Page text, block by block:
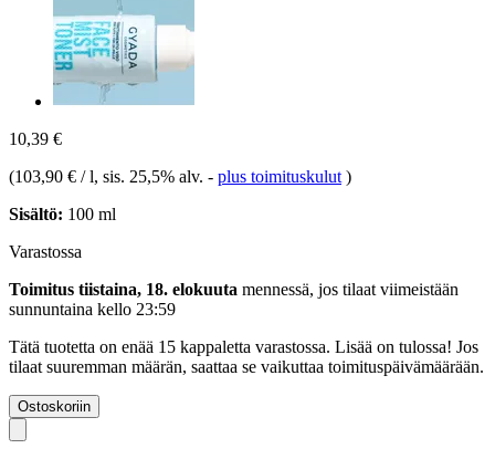
10,39 €
(103,90 € / l, sis. 25,5% alv. - plus toimituskulut )
Sisältö: 100 ml
Varastossa
Toimitus tiistaina, 18. elokuuta mennessä, jos tilaat viimeistään
sunnuntaina kello 23:59
Tätä tuotetta on enää 15 kappaletta varastossa. Lisää on tulossa! Jos
tilaat suuremman määrän, saattaa se vaikuttaa toimituspäivämäärään.
Ostoskoriin